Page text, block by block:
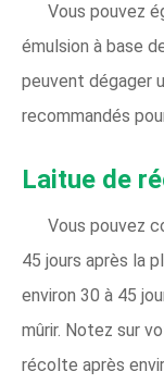
Vous pouvez
émulsion à base
peuvent dégager
recommandés
Laitue de
Vous pouvez
45 jours après la
environ 30 à 45
mûrir. Notez sur
récolte après